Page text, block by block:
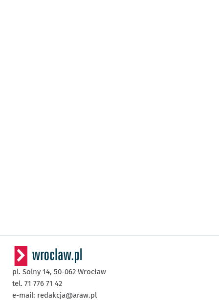
pl. Solny 14, 50-062 Wrocław
tel. 71 776 71 42
e-mail: redakcja@araw.pl